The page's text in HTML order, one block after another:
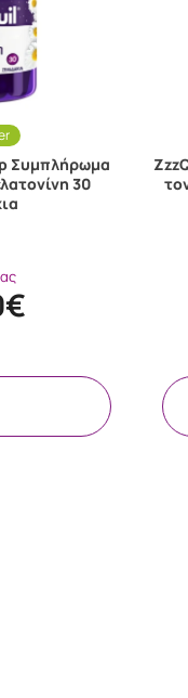
Συμπλήρωμα
30